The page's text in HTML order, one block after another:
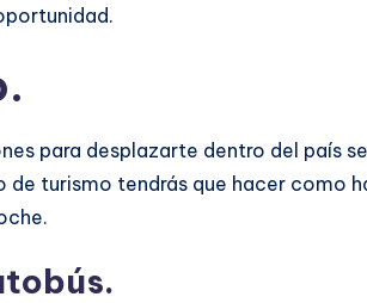
para desplazarte dentro del país
turismo tendrás que hacer como